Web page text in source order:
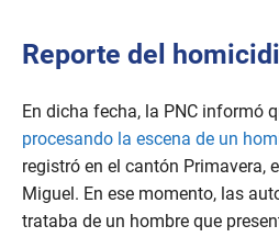
Reporte del
En dicha fecha, la PNC informó
procesando la escena de un
registró en el cantón Primavera,
Miguel. En ese momento, las
trataba de un hombre que